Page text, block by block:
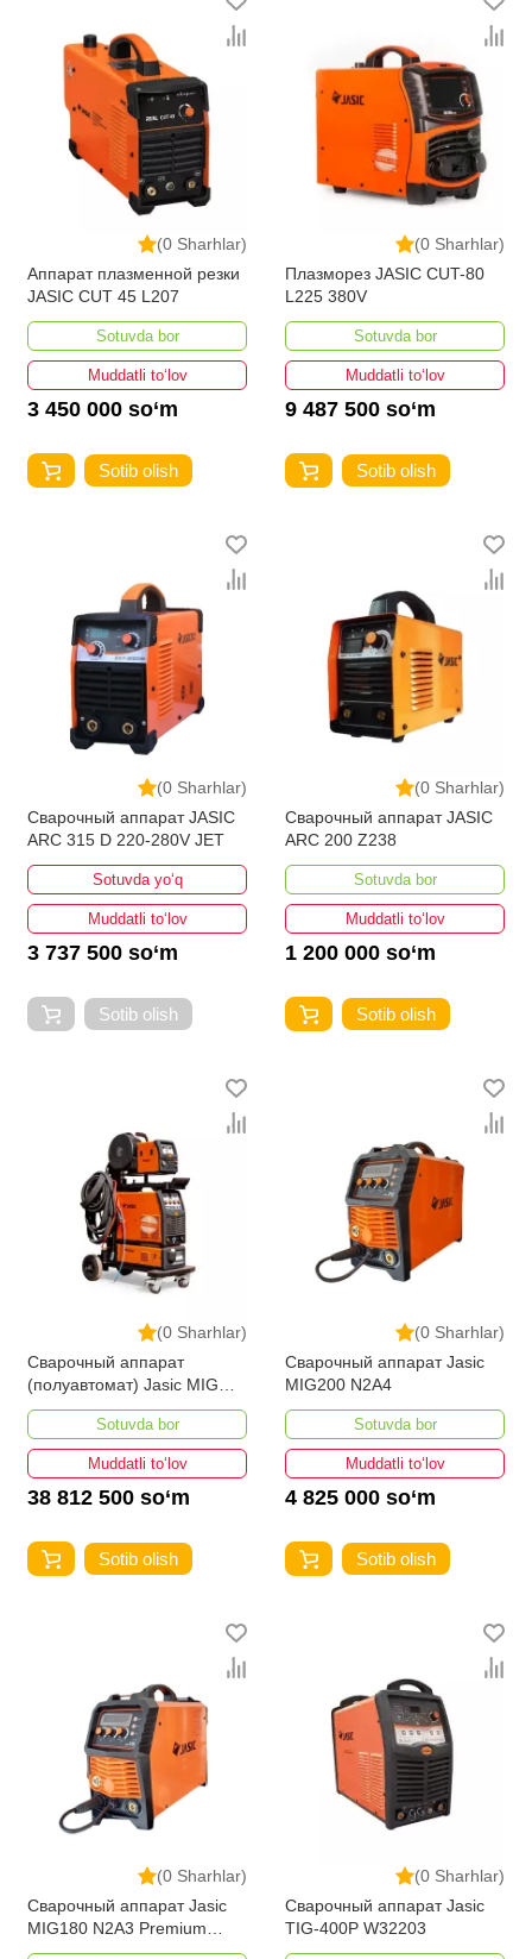
(0 Sharhlar)
Аппарат плазменной резки
JASIC CUT 45 L207
Sotuvda bor
Muddatli to‘lov
3 450 000 so‘m
Sotib olish
(0 Sharhlar)
Плазморез JASIC CUT-80
L225 380V
Sotuvda bor
Muddatli to‘lov
9 487 500 so‘m
Sotib olish
(0 Sharhlar)
Сварочный аппарат JASIC
ARC 315 D 220-280V JET
Sotuvda yo‘q
Muddatli to‘lov
3 737 500 so‘m
Sotib olish
(0 Sharhlar)
Сварочный аппарат JASIC
ARC 200 Z238
Sotuvda bor
Muddatli to‘lov
1 200 000 so‘m
Sotib olish
(0 Sharhlar)
Сварочный аппарат
(полуавтомат) Jasic MIG
500 N221 water
Sotuvda bor
Muddatli to‘lov
38 812 500 so‘m
Sotib olish
(0 Sharhlar)
Сварочный аппарат Jasic
MIG200 N2A4
Sotuvda bor
Muddatli to‘lov
4 825 000 so‘m
Sotib olish
(0 Sharhlar)
Сварочный аппарат Jasic
MIG180 N2A3 Premium
(MIG/TIG/MMA)
(0 Sharhlar)
Сварочный аппарат Jasic
TIG-400P W32203